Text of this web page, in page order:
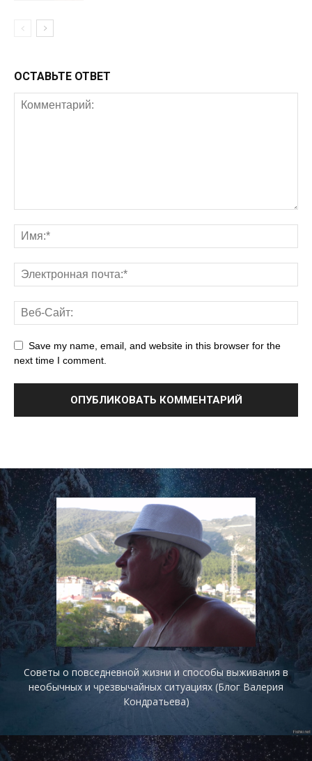
ОСТАВЬТЕ ОТВЕТ
Save my name, email, and website in this browser for the
next time I comment.
Советы о повседневной жизни и способы выживания в
необычных и чрезвычайных ситуациях (Блог Валерия
Кондратьева)